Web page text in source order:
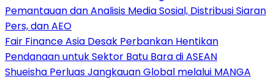
Pemantauan dan Analisis Media Sosial, Distribusi Siaran
Pers, dan AEO
Fair Finance Asia Desak Perbankan Hentikan
Pendanaan untuk Sektor Batu Bara di ASEAN
Shueisha Perluas Jangkauan Global melalui MANGA